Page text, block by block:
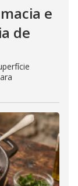
e
de